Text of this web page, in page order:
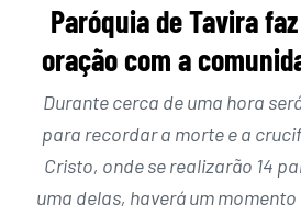
Paróquia de Tavira
oração com a
Durante cerca de uma hora
para recordar a morte e a
Cristo, onde se realizarão 14
uma delas, haverá um